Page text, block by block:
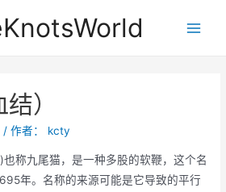
）
/ 作者： kcty
也称九尾猫，是一种多股的软鞭，这个名
年。名称的来源可能是它导致的平行